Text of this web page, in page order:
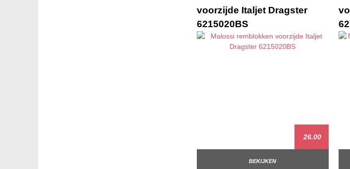
voorzijde Italjet Dragster
6215020BS
26.00
BEKIJKEN